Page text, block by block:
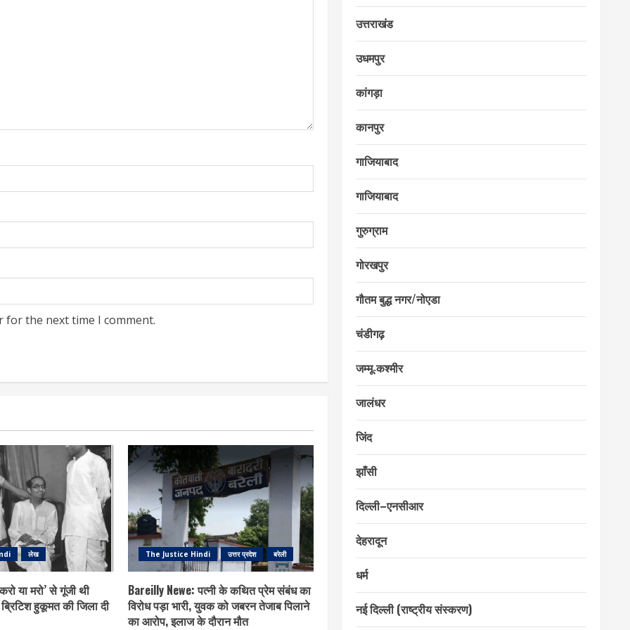
for the next time I comment.
लेख
या मरो’ से गूंजी थी
हुकूमत की जिला दी
The Justice Hindi उत्तर प्रदेश बरेली
Bareilly Newe: पत्नी के कथित प्रेम संबंध का
विरोध पड़ा भारी, युवक को जबरन तेजाब पिलाने
का आरोप, इलाज के दौरान मौत
उत्तराखंड
उधमपुर
कांगड़ा
कानपुर
गाजियाबाद
गाजियाबाद
गुरुग्राम
गोरखपुर
गौतम बुद्ध नगर/नोएडा
चंडीगढ़
जम्मू‑कश्मीर
जालंधर
जिंद
झाँसी
दिल्ली–एनसीआर
देहरादून
धर्म
नई दिल्ली (राष्ट्रीय संस्करण)